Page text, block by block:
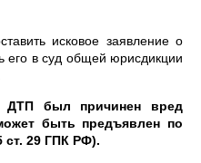
исковое заявление о
его в суд общей юрисдикции
ДТП был причинен вред
быть предъявлен по
ст. 29 ГПК РФ).